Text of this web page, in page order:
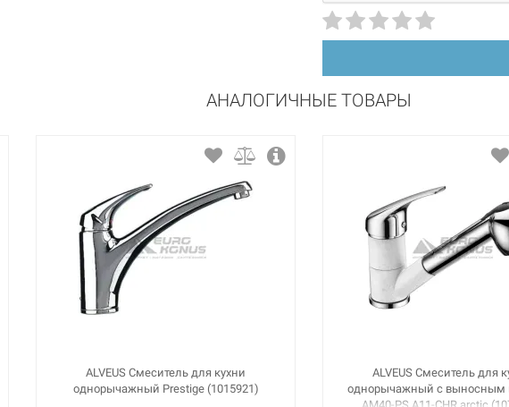
АНАЛОГИЧНЫЕ ТОВАРЫ
ALVEUS Смеситель для кухни
однорычажный Prestige (1015921)
ALVEUS Смеситель для
однорычажный с выносным